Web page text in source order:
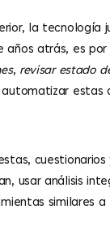
la
años atrás, es
, revisar estado
estas
usar análisis
similares